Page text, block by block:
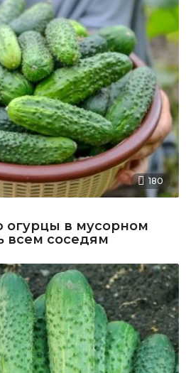
180
в мусорном
всем соседям